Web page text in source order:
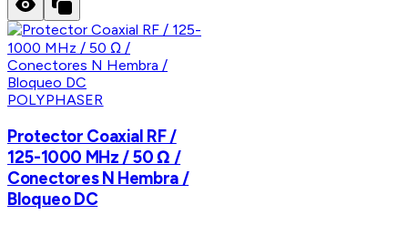
POLYPHASER
Protector Coaxial RF /
125-1000 MHz / 50 Ω /
Conectores N Hembra /
Bloqueo DC